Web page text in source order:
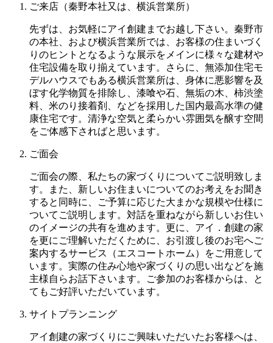
ご来店 （秦野本社又は、横浜営業所）
先ずは、お気軽にアイ創建までお越し下さい。秦野市
の本社、および横浜営業所では、お客様の住まいづく
りのヒントとなるような展示をメインに様々な建材や
住宅設備を取り揃えています。さらに、無添加住宅モ
デルハウスでもある横浜営業所は、身体に悪影響を及
ぼす化学物質を排除し、漆喰や石、無垢の木、柿渋塗
料、米のり接着剤、などを採用した国内最高水準の健
康住宅です。清浄な空気と柔らかい雰囲気を醸す空間
をご体感下さればと思います。
ご面会
ご面会の際、私たちの家づくりについてご説明致しま
す。また、新しいお住まいについてのお考えをお聞き
すると同時に、ご予算に応じた大まかな規模や仕様に
ついてご説明します。対話を重ねながら新しいお住い
のイメージの共有を進めます。更に、アイ．創建の家
を更にご理解いただくために、お引渡し後のお宅へご
案内するサービス（エスコートホーム）をご用意して
います。実際の住み心地や家づくりの思い出などを施
主様自らお話下さいます。ご参加のお客様からは、と
てもご好評いただいています。
サイトプランニング
アイ創建の家づくりにご興味いただいたお客様へは、